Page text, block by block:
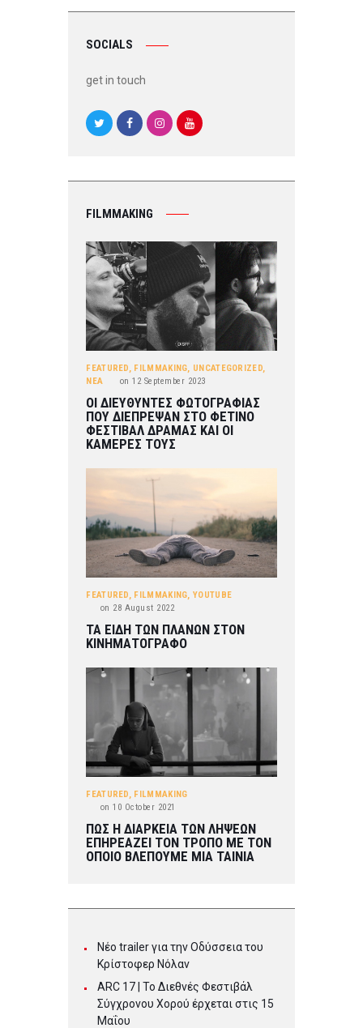
SOCIALS
get in touch
FILMMAKING
FEATURED, FILMMAKING, UNCATEGORIZED,
ΝΕΑ
on 12 September 2023
ΟΙ ΔΙΕΥΘΥΝΤΕΣ ΦΩΤΟΓΡΑΦΙΑΣ
ΠΟΥ ΔΙΕΠΡΕΨΑΝ ΣΤΟ ΦΕΤΙΝΟ
ΦΕΣΤΙΒΑΛ ΔΡΑΜΑΣ ΚΑΙ ΟΙ
ΚΑΜΕΡΕΣ ΤΟΥΣ
FEATURED, FILMMAKING,YOUTUBE
on 28 August 2022
ΤΑ ΕΙΔΗ ΤΩΝ ΠΛΑΝΩΝ ΣΤΟΝ
ΚΙΝΗΜΑΤΟΓΡΑΦΟ
FEATURED, FILMMAKING
on 10 October 2021
ΠΩΣ Η ΔΙΑΡΚΕΙΑ ΤΩΝ ΛΗΨΕΩΝ
ΕΠΗΡΕΑΖΕΙ ΤΟΝ ΤΡΟΠΟ ΜΕ ΤΟΝ
ΟΠΟΙΟ ΒΛΕΠΟΥΜΕ ΜΙΑ ΤΑΙΝΙΑ
Νέο trailer για την Οδύσσεια του
Κρίστοφερ Νόλαν
ARC 17 | To Διεθνές Φεστιβάλ
Σύγχρονου Χορού έρχεται στις 15
Μαΐου